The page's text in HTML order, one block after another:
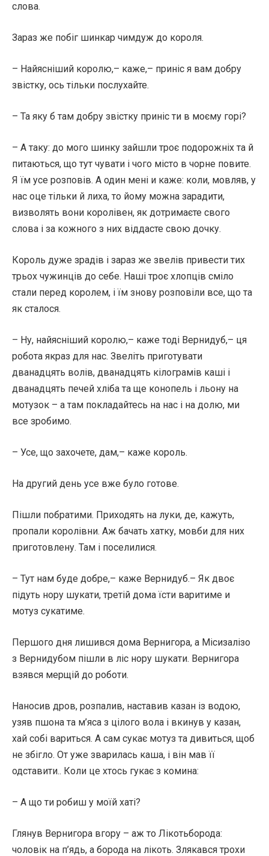
слова.
Зараз же побіг шинкар чимдуж до короля.
– Найясніший королю,– каже,– приніс я вам добру
звістку, ось тільки послухайте.
– Та яку б там добру звістку приніс ти в моєму горі?
– А таку: до мого шинку зайшли троє подорожніх та й
питаються, що тут чувати і чого місто в чорне повите.
Я їм усе розповів. А один мені и каже: коли, мовляв, у
нас оце тільки й лиха, то йому можна зарадити,
визволять вони королівен, як дотримаєте свого
слова і за кожного з них віддасте свою дочку.
Король дуже зрадів і зараз же звелів привести тих
трьох чужинців до себе. Наші троє хлопців сміло
стали перед королем, і їм знову розповіли все, що та
як сталося.
– Ну, найясніший королю,– каже тоді Вернидуб,– ця
робота якраз для нас. Звеліть приготувати
дванадцять волів, дванадцять кілограмів каші і
дванадцять печей хліба та ще конопель і льону на
мотузок – а там покладайтесь на нас і на долю, ми
все зробимо.
– Усе, що захочете, дам,– каже король.
На другий день усе вже було готове.
Пішли побратими. Приходять на луки, де, кажуть,
пропали королівни. Аж бачать хатку, мовби для них
приготовлену. Там і поселилися.
– Тут нам буде добре,– каже Вернидуб.– Як двоє
підуть нору шукати, третій дома їсти варитиме и
мотуз сукатиме.
Першого дня лишився дома Вернигора, а Місизалізо
з Вернидубом пішли в ліс нору шукати. Вернигора
взявся мерщій до роботи.
Наносив дров, розпалив, наставив казан із водою,
узяв пшона та м’яса з цілого вола і вкинув у казан,
хай собі вариться. А сам сукає мотуз та дивиться, щоб
не збігло. От уже зварилась каша, і він мав її
одставити.. Коли це хтось гукає з комина:
– А що ти робиш у моїй хаті?
Глянув Вернигора вгору – аж то Лікотьборода:
чоловік на п’ядь, а борода на лікоть. Злякався трохи